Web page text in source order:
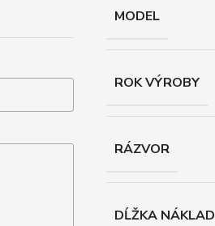
MODEL
ROK VÝROBY
RÁZVOR
DĹŽKA